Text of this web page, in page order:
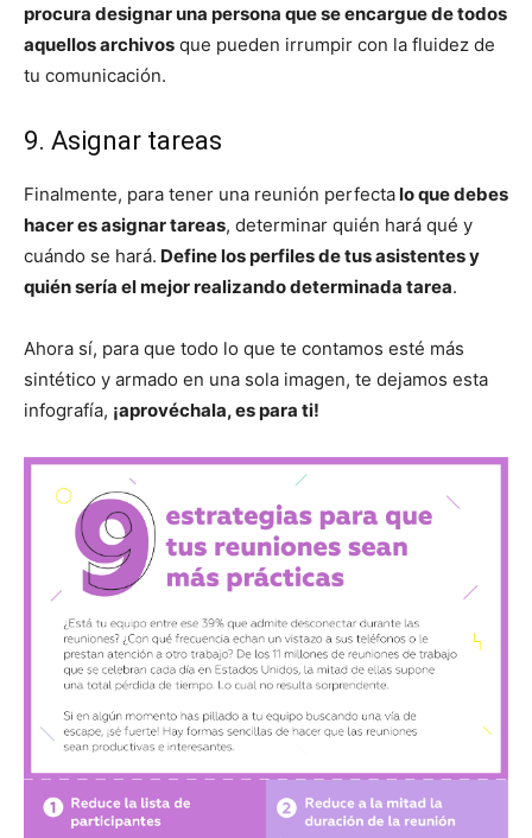
procura designar una persona que se encargue de todos
aquellos archivos que pueden irrumpir con la fluidez de
tu comunicación.
9. Asignar tareas
Finalmente, para tener una reunión perfectalo que debes
hacer es asignar tareas, determinar quién hará qué y
cuándo se hará. Define los perfiles de tus asistentes y
quién sería el mejor realizando determinada tarea.
Ahora sí, para que todo lo que te contamos esté más
sintético y armado en una sola imagen, te dejamos esta
infografía, ¡aprovéchala, es para ti!